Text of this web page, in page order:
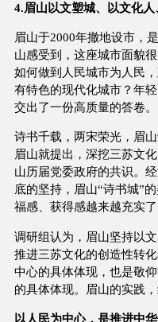
4.眉山以文塑城、以文化
眉山于2000年撤地设市，
山感受到，这座城市面貌
如何做到人民城市为人民
有特色的现代化城市？年
交出了一份高质量的答卷。
诗书千载，两宋荣光，眉
眉山就提出，深挖三苏文
山历届党委政府的共识。
底的坚持，眉山“诗书城”
福感、获得感越来越充实了
调研组认为，眉山坚持以
推进三苏文化的创造性转
中心的具体体现，也是敬
的具体体现。眉山的实践
以人民为中心，是推进中